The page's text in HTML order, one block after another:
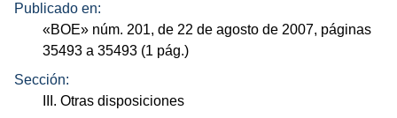
Publicado en:
«BOE» núm. 201, de 22 de agosto de 2007, páginas
35493 a 35493 (1 pág.)
Sección:
III. Otras disposiciones